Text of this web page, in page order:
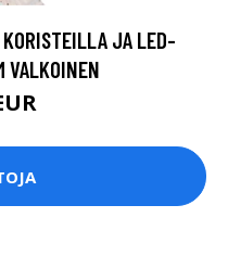
JA LED-
VALKOINEN